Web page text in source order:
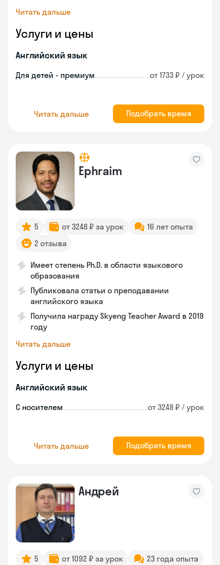
Читать дальше
Услуги и цены
Английский язык
Для детей - премиум от 1733 ₽ / урок
Читать дальше Подобрать время
Ephraim
5 от 3248 ₽ за урок
16 лет опыта
2 отзыва
Имеет степень Ph.D. в области языкового
образования
Публиковала статьи о преподавании
английского языка
Получила награду Skyeng Teacher Award в 2019
году
Читать дальше
Услуги и цены
Английский язык
С носителем от 3248 ₽ / урок
Читать дальше Подобрать время
Андрей
5 от 1092 ₽ за урок 23 года опыта